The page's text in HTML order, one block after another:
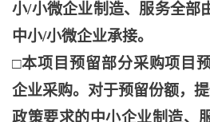
小/小微企业制造、服务全部
中小/小微企业承接。
□本项目预留部分采购项目
企业采购。对于预留份额，
政策要求的中小企业制造、